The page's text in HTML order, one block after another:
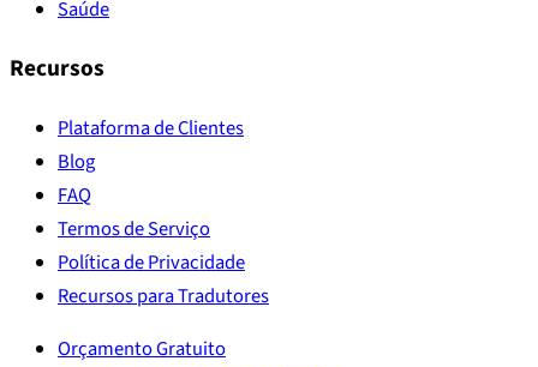
Saúde
Recursos
Plataforma de Clientes
Blog
FAQ
Termos de Serviço
Política de Privacidade
Recursos para Tradutores
Orçamento Gratuito